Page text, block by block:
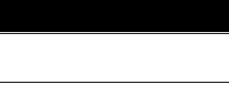
同年又发行了“Thunderbird”。今年4月发行新单曲“Hide